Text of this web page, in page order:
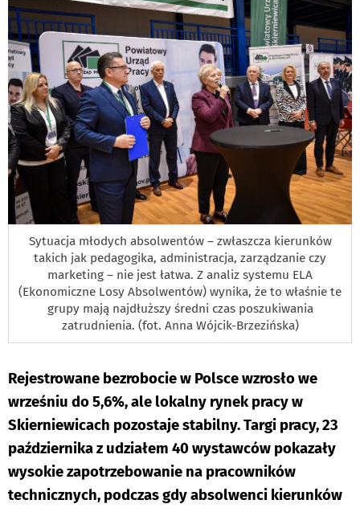
Sytuacja młodych absolwentów – zwłaszcza kierunków
takich jak pedagogika, administracja, zarządzanie czy
marketing – nie jest łatwa. Z analiz systemu ELA
(Ekonomiczne Losy Absolwentów) wynika, że to właśnie te
grupy mają najdłuższy średni czas poszukiwania
zatrudnienia. (fot. Anna Wójcik-Brzezińska)
Rejestrowane bezrobocie w Polsce wzrosło we
wrześniu do 5,6%, ale lokalny rynek pracy w
Skierniewicach pozostaje stabilny. Targi pracy, 23
października z udziałem 40 wystawców pokazały
wysokie zapotrzebowanie na pracowników
technicznych, podczas gdy absolwenci kierunków